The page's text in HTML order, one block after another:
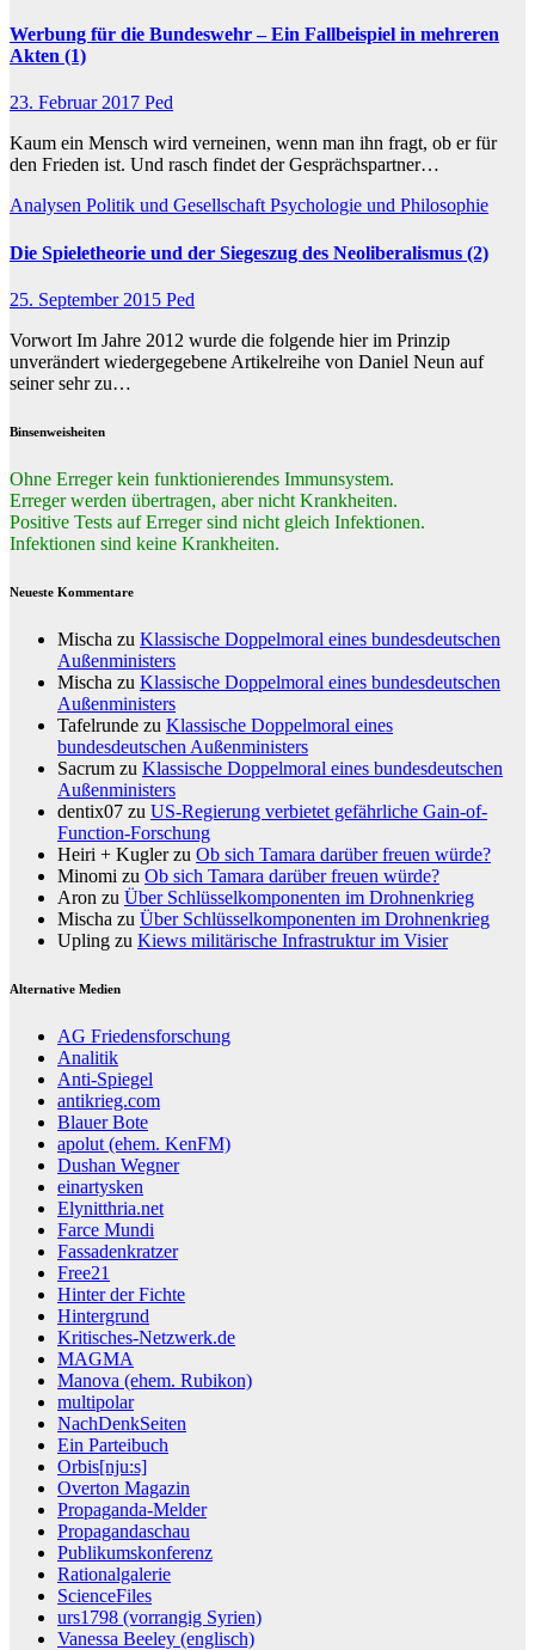
Werbung für die Bundeswehr – Ein Fallbeispiel in mehreren
Akten (1)
23. Februar 2017 Ped
Kaum ein Mensch wird verneinen, wenn man ihn fragt, ob er für
den Frieden ist. Und rasch findet der Gesprächspartner…
Analysen Politik und GesellschaftPsychologie und Philosophie
Die Spieletheorie und der Siegeszug des Neoliberalismus (2)
25. September 2015 Ped
Vorwort Im Jahre 2012 wurde die folgende hier im Prinzip
unverändert wiedergegebene Artikelreihe von Daniel Neun auf
seiner sehr zu…
Binsenweisheiten
Ohne Erreger kein funktionierendes Immunsystem.
Erreger werden übertragen, aber nicht Krankheiten.
Positive Tests auf Erreger sind nicht gleich Infektionen.
Infektionen sind keine Krankheiten.
Neueste Kommentare
Mischa zu Klassische Doppelmoral eines bundesdeutschen
Außenministers
Mischa zu Klassische Doppelmoral eines bundesdeutschen
Außenministers
Tafelrunde zu Klassische Doppelmoral eines
bundesdeutschen Außenministers
Sacrum zu Klassische Doppelmoral eines bundesdeutschen
Außenministers
dentix07 zu US-Regierung verbietet gefährliche Gain-of-
Function-Forschung
Heiri + Kuglerzu Ob sich Tamara darüber freuen würde?
Minomi zu Ob sich Tamara darüber freuen würde?
Aron zu Über Schlüsselkomponenten im Drohnenkrieg
Mischa zu Über Schlüsselkomponenten im Drohnenkrieg
Upling zu Kiews militärische Infrastruktur im Visier
Alternative Medien
AG Friedensforschung
Analitik
Anti-Spiegel
antikrieg.com
Blauer Bote
apolut (ehem. KenFM)
Dushan Wegner
einartysken
Elynitthria.net
Farce Mundi
Fassadenkratzer
Free21
Hinter der Fichte
Hintergrund
Kritisches-Netzwerk.de
MAGMA
Manova (ehem. Rubikon)
multipolar
NachDenkSeiten
Ein Parteibuch
Orbis[nju:s]
Overton Magazin
Propaganda-Melder
Propagandaschau
Publikumskonferenz
Rationalgalerie
ScienceFiles
urs1798 (vorrangig Syrien)
Vanessa Beeley (englisch)